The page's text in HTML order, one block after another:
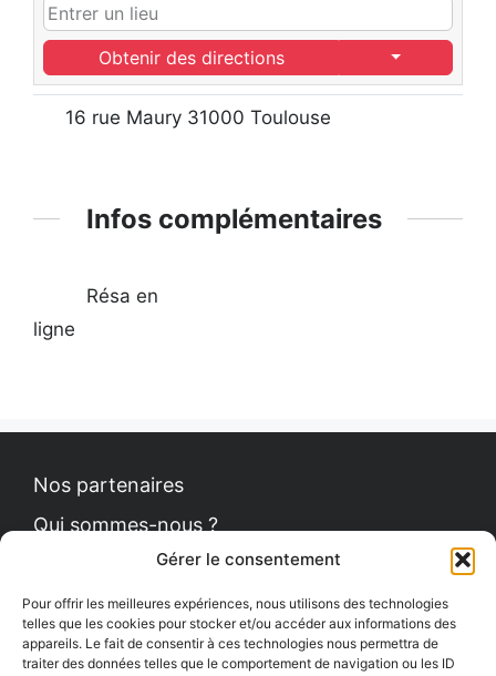
Gérer le consentement
Pour offrir les meilleures expériences, nous utilisons des technologies
telles que les cookies pour stocker et/ou accéder aux informations des
appareils. Le fait de consentir à ces technologies nous permettra de
traiter des données telles que le comportement de navigation ou les ID
Obtenir des directions
16 rue Maury 31000 Toulouse
Infos complémentaires
Résa en
ligne
Nos partenaires
Qui sommes-nous ?
Politique de cookies